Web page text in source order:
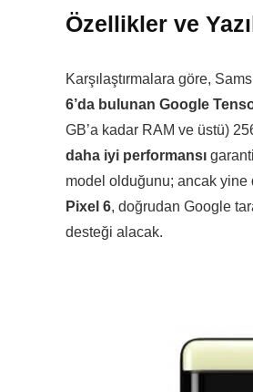
Özellikler ve
Karşılaştırmalara göre,
6’da bulunan Google
GB’a kadar RAM ve üstü)
daha iyi performansı
model olduğunu; ancak yine
Pixel 6, doğrudan Google
desteği alacak.